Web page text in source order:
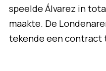
speelde Álvarez in
maakte. De
tekende een contract